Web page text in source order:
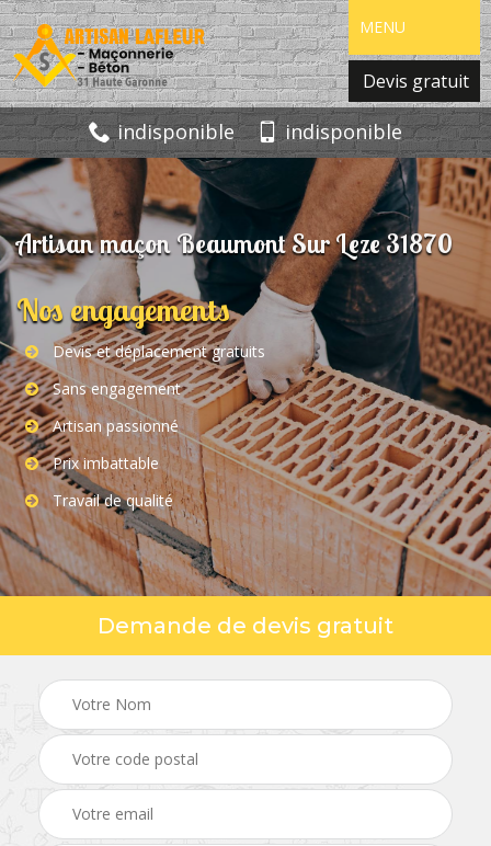
MENU
Devis gratuit
indisponible indisponible
Artisan maçon Beaumont Sur Leze 31870
Nos engagements
Devis et déplacement gratuits
Sans engagement
Artisan passionné
Prix imbattable
Travail de qualité
Demande de devis gratuit